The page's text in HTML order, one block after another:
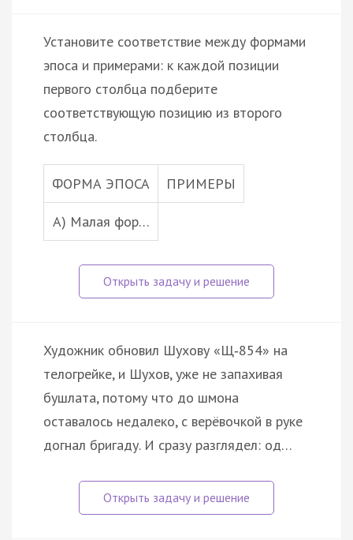
Установите соответствие между формами
эпоса и примерами: к каждой позиции
первого столбца подберите
соответствующую позицию из второго
столбца.
ФОРМА ЭПОСА ПРИМЕРЫ
А) Малая фор…
Художник обновил Шухову «Щ‑854» на
телогрейке, и Шухов, уже не запахивая
бушлата, потому что до шмона
оставалось недалеко, с верёвочкой в руке
догнал бригаду. И сразу разглядел: од…